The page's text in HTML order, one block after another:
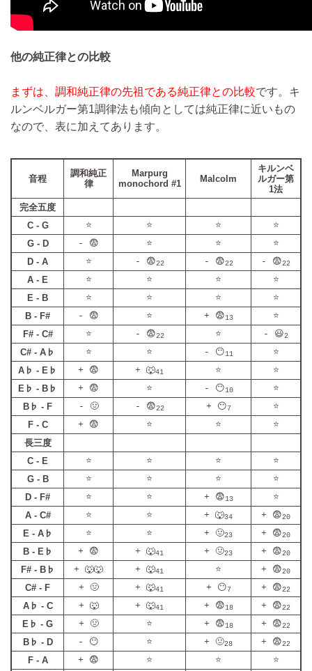
他の純正律との比較
まずは、調和純正律の先祖である純正律との比較です。キ
ルンベルガー第1調律法も傾向としては純正律に近いもの
なので、表に加えてあります。
音程
調和純正
律
Marpurg
monochord #1
Malcolm
キルンベ
ルガー第
1法
完全五度
C - G
⭐ ⭐ ⭐
⭐
G - D
- 😨 ⭐ ⭐
⭐
D - A
⭐ - 😨22 - 😨22 - 😨22
A - E ⭐ ⭐ ⭐
⭐
E - B
⭐ ⭐ ⭐
⭐
B - F#
- 😨 ⭐ + 😨13
⭐
F# - C#
⭐ - 😨22 ⭐ - 😃2
C# - A♭ ⭐ ⭐ - 😶11
⭐
A♭ - E♭
+ 😨 + 🐺41 ⭐
⭐
E♭ - B♭
+ 😨 ⭐ - 😶10
⭐
B♭ - F
- 🤢 - 😨22 + 😶7
⭐
F - C
+ 😨 ⭐ ⭐
⭐
長三度
C - E
⭐ ⭐ ⭐
⭐
G - B
⭐ ⭐ ⭐
⭐
D - F#
⭐ ⭐ + 😨13
⭐
A - C#
⭐ ⭐ + 🐺34 + 😨20
E - A♭ ⭐ ⭐ + 🤢23 + 😨20
B - E♭ + 😨 + 🐺41 + 🤢23 + 😨20
F# - B♭ + 🐺🐺 + 🐺41 ⭐ + 😨20
C# - F + 🤢 + 🐺41 + 😶7 + 😨22
A♭ - C + 🐺 + 🐺41 + 😨18 + 😨22
E♭ - G + 🤢 ⭐ + 😨18 + 😨22
B♭ - D - 😶 ⭐ + 🤢28 + 😨22
F - A + 😨 ⭐ ⭐
⭐